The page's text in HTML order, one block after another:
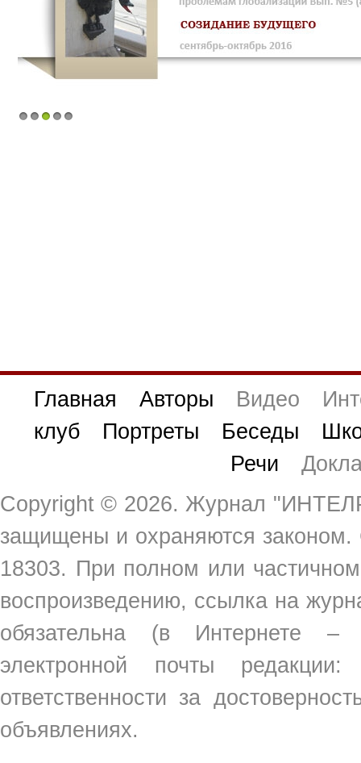
Главная Авторы Видео
клуб
Портреты Беседы
Речи
Copyright © 2026. Журнал
защищены и охраняются
18303. При полном или
воспроизведению, ссылка на
обязательна (в Интернете
электронной почты
ответственности за
объявлениях.